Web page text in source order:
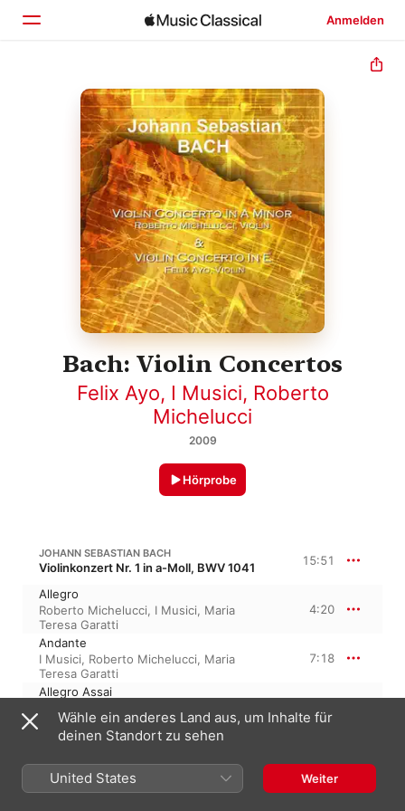
Anmelden
Startseite
Entdecken
Suchen
Bach: Violin Concertos
Felix Ayo, I Musici, Roberto
Michelucci
2009
Hörprobe
JOHANN SEBASTIAN BACH
Violinkonzert Nr. 1 in a-Moll, BWV 1041 15:51
Allegro
Roberto Michelucci, I Musici, Maria
Teresa Garatti
4:20
Andante
I Musici, Roberto Michelucci, Maria
Teresa Garatti
7:18
Allegro Assai
Teresa Garatti
Violinkonzert Nr. 2 in E-Dur, BWV 1042 19:50
Wähle ein anderes Land aus, um Inhalte für
deinen Standort zu sehen
United States Weiter